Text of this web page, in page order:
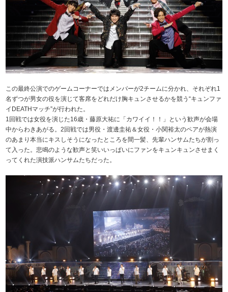
この最終公演でのゲームコーナーではメンバーが2チームに分かれ、それぞれ1
名ずつが男女の役を演じて客席をどれだけ胸キュンさせるかを競う“キュンファ
イDEATHマッチ”が行われた。
1回戦では女役を演じた16歳・藤原大祐に「カワイイ！！」という歓声が会場
中からわきあがる。2回戦では男役・渡邊圭祐＆女役・小関裕太のペアが熱演
のあまり本当にキスしそうになったところを間一髪、先輩ハンサムたちが割っ
て入った。悲鳴のような歓声と笑いいっぱいにファンをキュンキュンさせまく
ってくれた演技派ハンサムたちだった。